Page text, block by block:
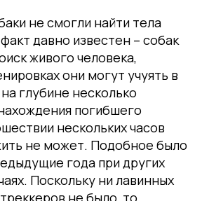
не смогли найти тела
давно известен – собак
живого человека,
они могут учуять в
глубине несколько
погибшего
нескольких часов
не может. Подобное было
года при других
Поскольку ни лавинных
не было, то